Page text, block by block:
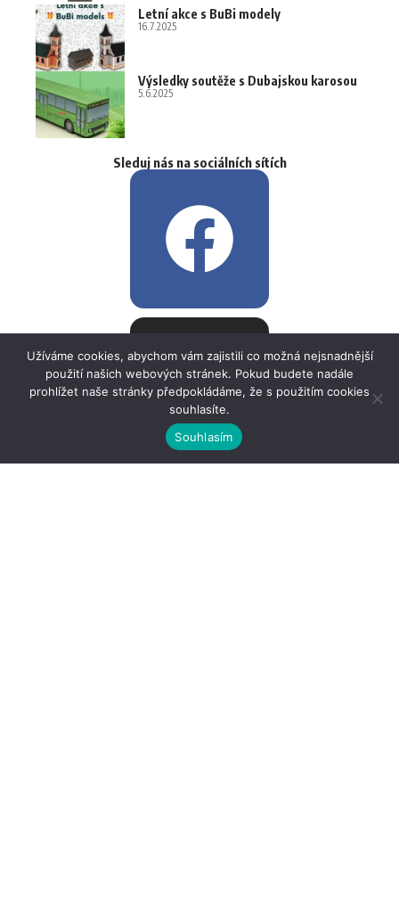
Letní akce s BuBi modely
16.7.2025
Výsledky soutěže s Dubajskou karosou
5.6.2025
Sleduj nás na sociálních sítích
Užíváme cookies, abychom vám zajistili co možná nejsnadnější
použití našich webových stránek. Pokud budete nadále
prohlížet naše stránky předpokládáme, že s použitím cookies
souhlasíte.
Souhlasím